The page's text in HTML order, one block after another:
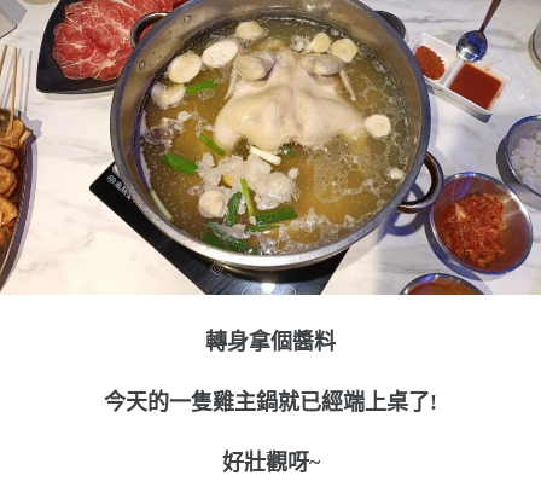
轉身拿個醬料
今天的一隻雞主鍋就已經端上桌了!
好壯觀呀~